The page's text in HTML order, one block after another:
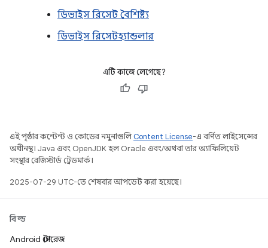
ডিভাইস রিসেট বৈশিষ্ট্য
ডিভাইস রিসেটহ্যান্ডলার
এটি কাজে লেগেছে?
এই পৃষ্ঠার কন্টেন্ট ও কোডের নমুনাগুলিContent License-এ বর্ণিত লাইসেন্সের
অধীনস্থ। Java এবং OpenJDK হল Oracle এবং/অথবা তার অ্যাফিলিয়েট
সংস্থার রেজিস্টার্ড ট্রেডমার্ক।
2025-07-29 UTC-তে শেষবার আপডেট করা হয়েছে।
বিল্ড
Android স্টোরেজ